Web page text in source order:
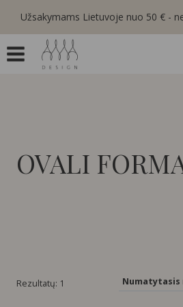
content
Užsakymams Lietuvoje nuo 50 € -
OVALI
Rezultatų: 1